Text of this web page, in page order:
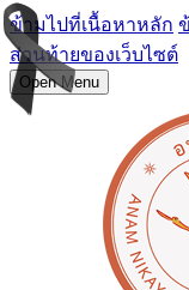
ข้ามไปที่เนื้อหาหลัก
ส่วนท้ายของเว็บไซต์
Open Menu